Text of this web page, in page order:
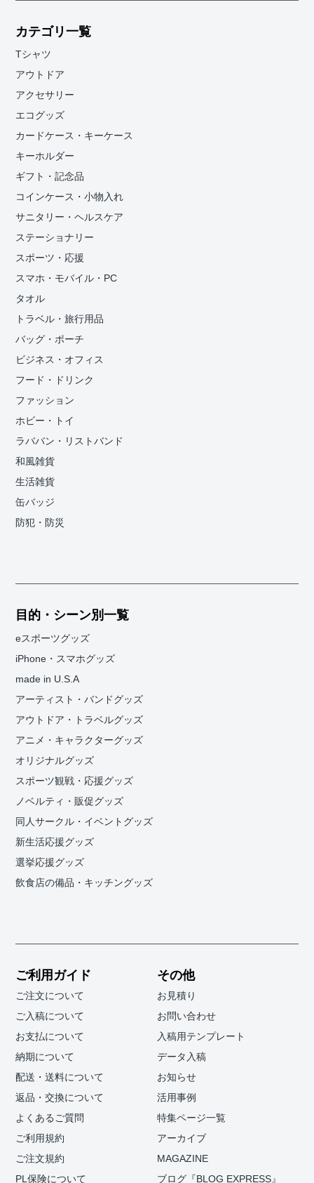
カテゴリ一覧
Tシャツ
アウトドア
アクセサリー
エコグッズ
カードケース・キーケース
キーホルダー
ギフト・記念品
コインケース・小物入れ
サニタリー・ヘルスケア
ステーショナリー
スポーツ・応援
スマホ・モバイル・PC
タオル
トラベル・旅行用品
バッグ・ポーチ
ビジネス・オフィス
フード・ドリンク
ファッション
ホビー・トイ
ラババン・リストバンド
和風雑貨
生活雑貨
缶バッジ
防犯・防災
目的・シーン別一覧
eスポーツグッズ
iPhone・スマホグッズ
made in U.S.A
アーティスト・バンドグッズ
アウトドア・トラベルグッズ
アニメ・キャラクターグッズ
オリジナルグッズ
スポーツ観戦・応援グッズ
ノベルティ・販促グッズ
同人サークル・イベントグッズ
新生活応援グッズ
選挙応援グッズ
飲食店の備品・キッチングッズ
ご利用ガイド
ご注文について
ご入稿について
お支払について
納期について
配送・送料について
返品・交換について
よくあるご質問
ご利用規約
ご注文規約
PL保険について
その他
お見積り
お問い合わせ
入稿用テンプレート
データ入稿
お知らせ
活用事例
特集ページ一覧
アーカイブ
MAGAZINE
ブログ『BLOG EXPRESS』